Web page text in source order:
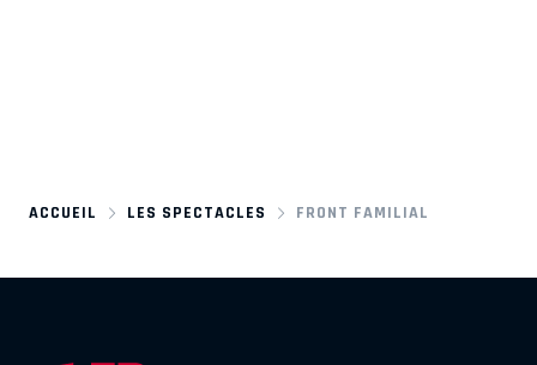
ACCUEIL LES SPECTACLES FRONT FAMILIAL